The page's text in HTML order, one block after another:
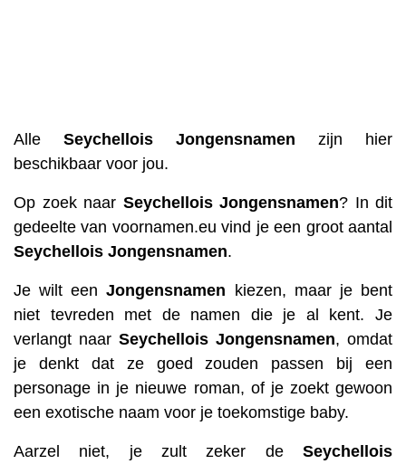
Alle Seychellois Jongensnamen zijn hier
beschikbaar voor jou.
Op zoek naar Seychellois Jongensnamen? In dit
gedeelte van voornamen.eu vind je een groot aantal
Seychellois Jongensnamen.
Je wilt eenJongensnamen kiezen, maar je bent
niet tevreden met de namen die je al kent. Je
verlangt naar Seychellois Jongensnamen, omdat
je denkt dat ze goed zouden passen bij een
personage in je nieuwe roman, of je zoekt gewoon
een exotische naam voor je toekomstige baby.
Aarzel niet, je zult zeker de Seychellois